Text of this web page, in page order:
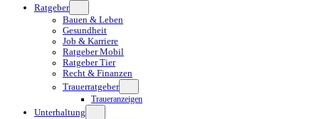
Ratgeber
Bauen & Leben
Gesundheit
Job & Karriere
Ratgeber Mobil
Ratgeber Tier
Recht & Finanzen
Trauerratgeber
Traueranzeigen
Unterhaltung